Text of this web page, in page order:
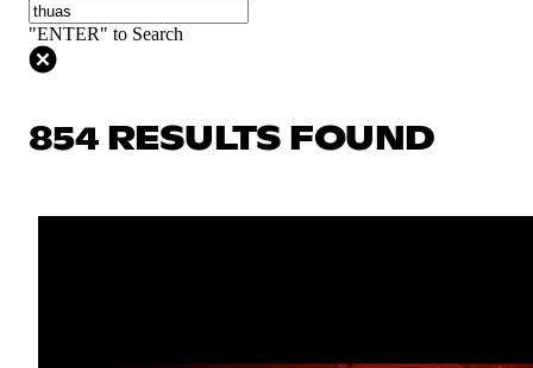
"ENTER" to Search
854 RESULTS FOUND